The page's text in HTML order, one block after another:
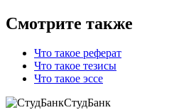
Смотрите также
Что такое реферат
Что такое тезисы
Что такое эссе
СтудБанк